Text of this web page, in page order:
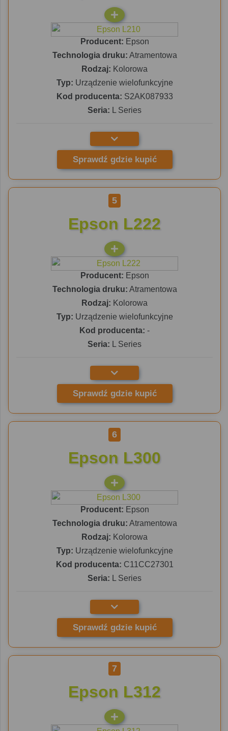
Producent: Epson
Technologia druku: Atramentowa
Rodzaj: Kolorowa
Typ: Urządzenie wielofunkcyjne
Kod producenta: S2AK087933
Seria: L Series
Sprawdź gdzie kupić
5
Epson L222
Producent: Epson
Technologia druku: Atramentowa
Rodzaj: Kolorowa
Typ: Urządzenie wielofunkcyjne
Kod producenta: -
Seria: L Series
Sprawdź gdzie kupić
6
Epson L300
Producent: Epson
Technologia druku: Atramentowa
Rodzaj: Kolorowa
Typ: Urządzenie wielofunkcyjne
Kod producenta: C11CC27301
Seria: L Series
Sprawdź gdzie kupić
7
Epson L312